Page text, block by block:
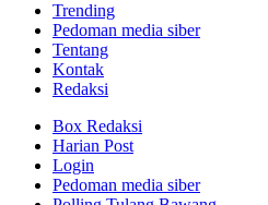
Trending
Pedoman media siber
Tentang
Kontak
Redaksi
Box Redaksi
Harian Post
Login
Pedoman media siber